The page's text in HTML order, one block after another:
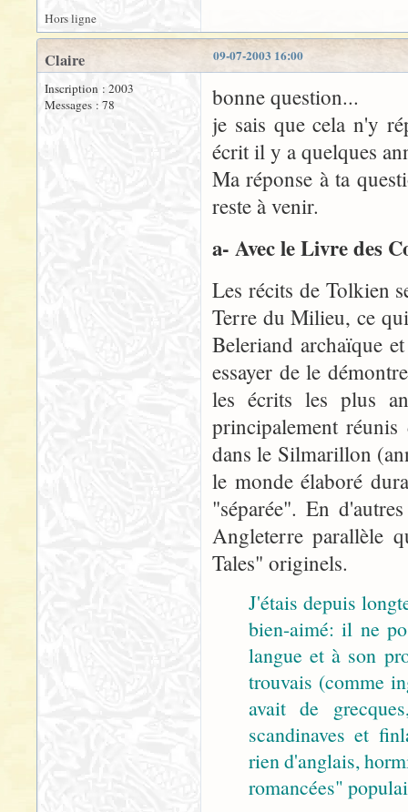
Hors ligne
09-07-2003 16:00
Claire
Inscription : 2003
Messages : 78
bonne question...
je sais que cela n'y
écrit il y a quelques
Ma réponse à ta
reste à venir.
a- Avec le Livre des
Les récits de Tolkien
Terre du Milieu, ce
Beleriand archaïque
essayer de le
les écrits les plus
principalement
dans le Silmarillon
le monde élaboré
"séparée". En
Angleterre parallèle
Tales" originels.
J'étais depuis
bien-aimé: il ne
langue et à son
trouvais (comme
avait de
scandinaves et
rien d'anglais,
romancées"